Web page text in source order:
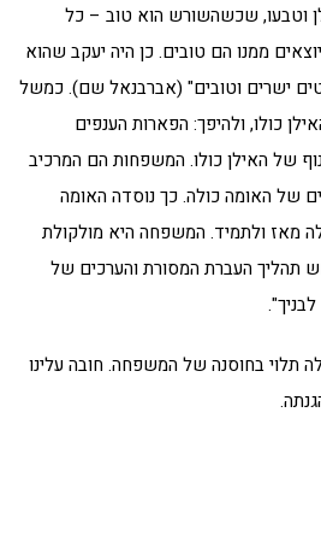
וטבעו, שכשהשורש הוא טוב – כל
ממנו הם טובים. כן היה יעקב שהוא
ישרים וטובים" (אברבנאל שם). כמשל
כולו, ולהיפך: הפארות הענפים
של האילן כולו. המשפחות הם המרכיב
של האומה כולה. כך נוסדה האומה
מאז ולתמיד. המשפחה היא מולקולת
תהליך העברת המסורת והערכים של
תלוי בחוסנה של המשפחה. חובה עלינו